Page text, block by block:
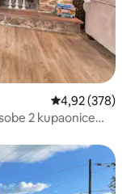
Prosječna
4,92 (378)